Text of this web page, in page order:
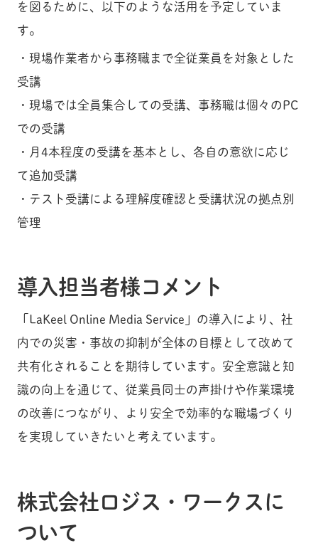
を図るために、以下のような活用を予定していま
す。
・現場作業者から事務職まで全従業員を対象とした
受講
・現場では全員集合しての受講、事務職は個々のPC
での受講
・月4本程度の受講を基本とし、各自の意欲に応じ
て追加受講
・テスト受講による理解度確認と受講状況の拠点別
管理
導入担当者様コメント
「LaKeel Online Media Service」の導入により、社
内での災害・事故の抑制が全体の目標として改めて
共有化されることを期待しています。安全意識と知
識の向上を通じて、従業員同士の声掛けや作業環境
の改善につながり、より安全で効率的な職場づくり
を実現していきたいと考えています。
株式会社ロジス・ワークスに
ついて